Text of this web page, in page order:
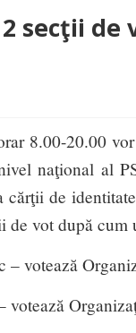
secţii de
8.00-20.00
naţional al
de
de vot după cum
– votează